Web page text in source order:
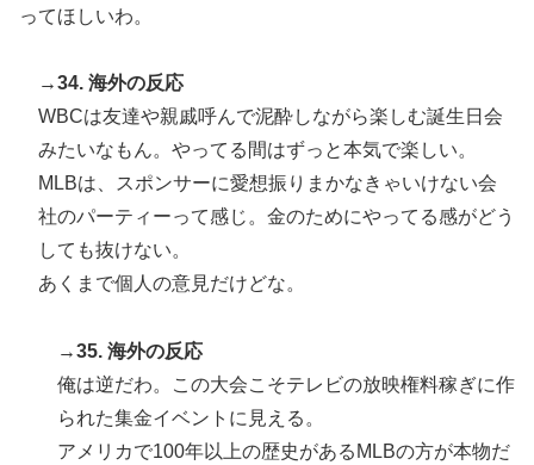
ってほしいわ。
→34. 海外の反応
WBCは友達や親戚呼んで泥酔しながら楽しむ誕生日会
みたいなもん。やってる間はずっと本気で楽しい。
MLBは、スポンサーに愛想振りまかなきゃいけない会
社のパーティーって感じ。金のためにやってる感がどう
しても抜けない。
あくまで個人の意見だけどな。
→35. 海外の反応
俺は逆だわ。この大会こそテレビの放映権料稼ぎに作
られた集金イベントに見える。
アメリカで100年以上の歴史があるMLBの方が本物だ